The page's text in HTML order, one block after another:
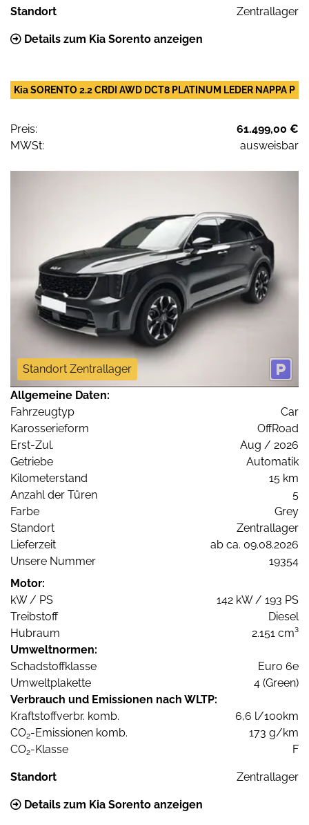
Standort Zentrallager
Details zum Kia Sorento anzeigen
Kia SORENTO 2.2 CRDI AWD DCT8 PLATINUM LEDER NAPPA P
Preis:
61.499,00 €
MWSt:
ausweisbar
Standort Zentrallager
Allgemeine Daten:
Fahrzeugtyp
Car
Karosserieform
OffRoad
Erst-Zul.
Aug / 2026
Getriebe
Automatik
Kilometerstand
15 km
Anzahl der Türen
5
Farbe
Grey
Standort
Zentrallager
Lieferzeit
ab ca. 09.08.2026
Unsere Nummer
19354
Motor:
kW / PS
142 kW / 193 PS
Treibstoff
Diesel
Hubraum
2.151 cm³
Umweltnormen:
Schadstoffklasse
Euro 6e
Umweltplakette
4 (Green)
Verbrauch und Emissionen nach WLTP:
Kraftstoffverbr. komb.
6,6 l/100km
CO2-Emissionen komb.
173 g/km
CO2-Klasse F
Standort Zentrallager
Details zum Kia Sorento anzeigen